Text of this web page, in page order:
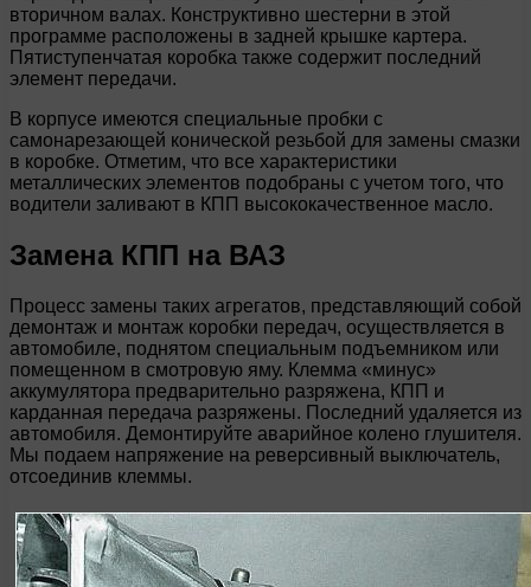
вторичном валах. Конструктивно шестерни в этой
программе расположены в задней крышке картера.
Пятиступенчатая коробка также содержит последний
элемент передачи.
В корпусе имеются специальные пробки с
самонарезающей конической резьбой для замены смазки
в коробке. Отметим, что все характеристики
металлических элементов подобраны с учетом того, что
водители заливают в КПП высококачественное масло.
Замена КПП на ВАЗ
Процесс замены таких агрегатов, представляющий собой
демонтаж и монтаж коробки передач, осуществляется в
автомобиле, поднятом специальным подъемником или
помещенном в смотровую яму. Клемма «минус»
аккумулятора предварительно разряжена, КПП и
карданная передача разряжены. Последний удаляется из
автомобиля. Демонтируйте аварийное колено глушителя.
Мы подаем напряжение на реверсивный выключатель,
отсоединив клеммы.